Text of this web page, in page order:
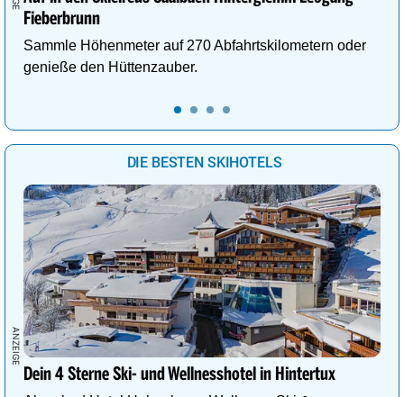
Fieberbrunn
Sammle Höhenmeter auf 270 Abfahrtskilometern oder
genieße den Hüttenzauber.
DIE BESTEN SKIHOTELS
Dein 4 Sterne Ski- und Wellnesshotel in Hintertux